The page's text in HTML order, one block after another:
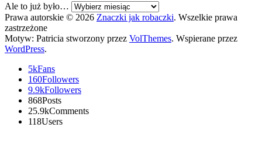
Ale to już było…
Prawa autorskie © 2026 Znaczki jak robaczki. Wszelkie prawa
zastrzeżone
Motyw: Patricia stworzony przez VolThemes. Wspierane przez
WordPress.
5kFans
160Followers
9.9kFollowers
868Posts
25.9kComments
118Users